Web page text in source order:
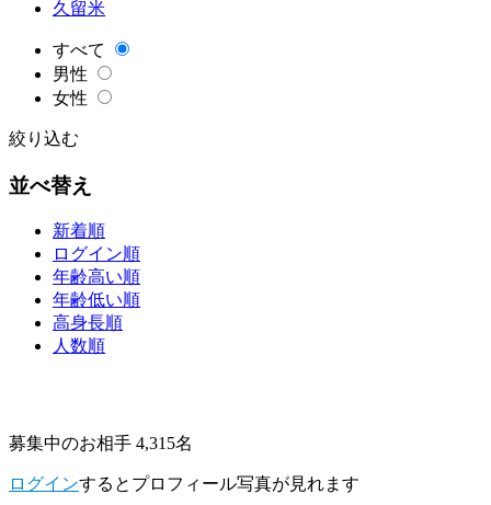
久留米
すべて
男性
女性
絞り込む
並べ替え
新着順
ログイン順
年齢高い順
年齢低い順
高身長順
人数順
募集中のお相手 4,315名
ログインするとプロフィール写真が見れます